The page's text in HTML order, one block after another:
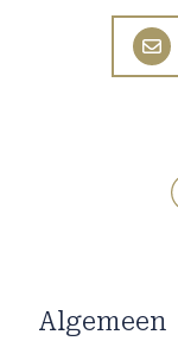
Algemeen